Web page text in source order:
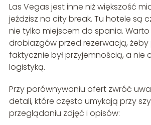
Las Vegas jest inne niż większość
jeździsz na city break. Tu hotele są
nie tylko miejscem do spania.
drobiazgów przed rezerwacją,
faktycznie był przyjemnością, a nie
logistyką.
Przy porównywaniu ofert zwróć
detali, które często umykają przy
przeglądaniu zdjęć i opisów: